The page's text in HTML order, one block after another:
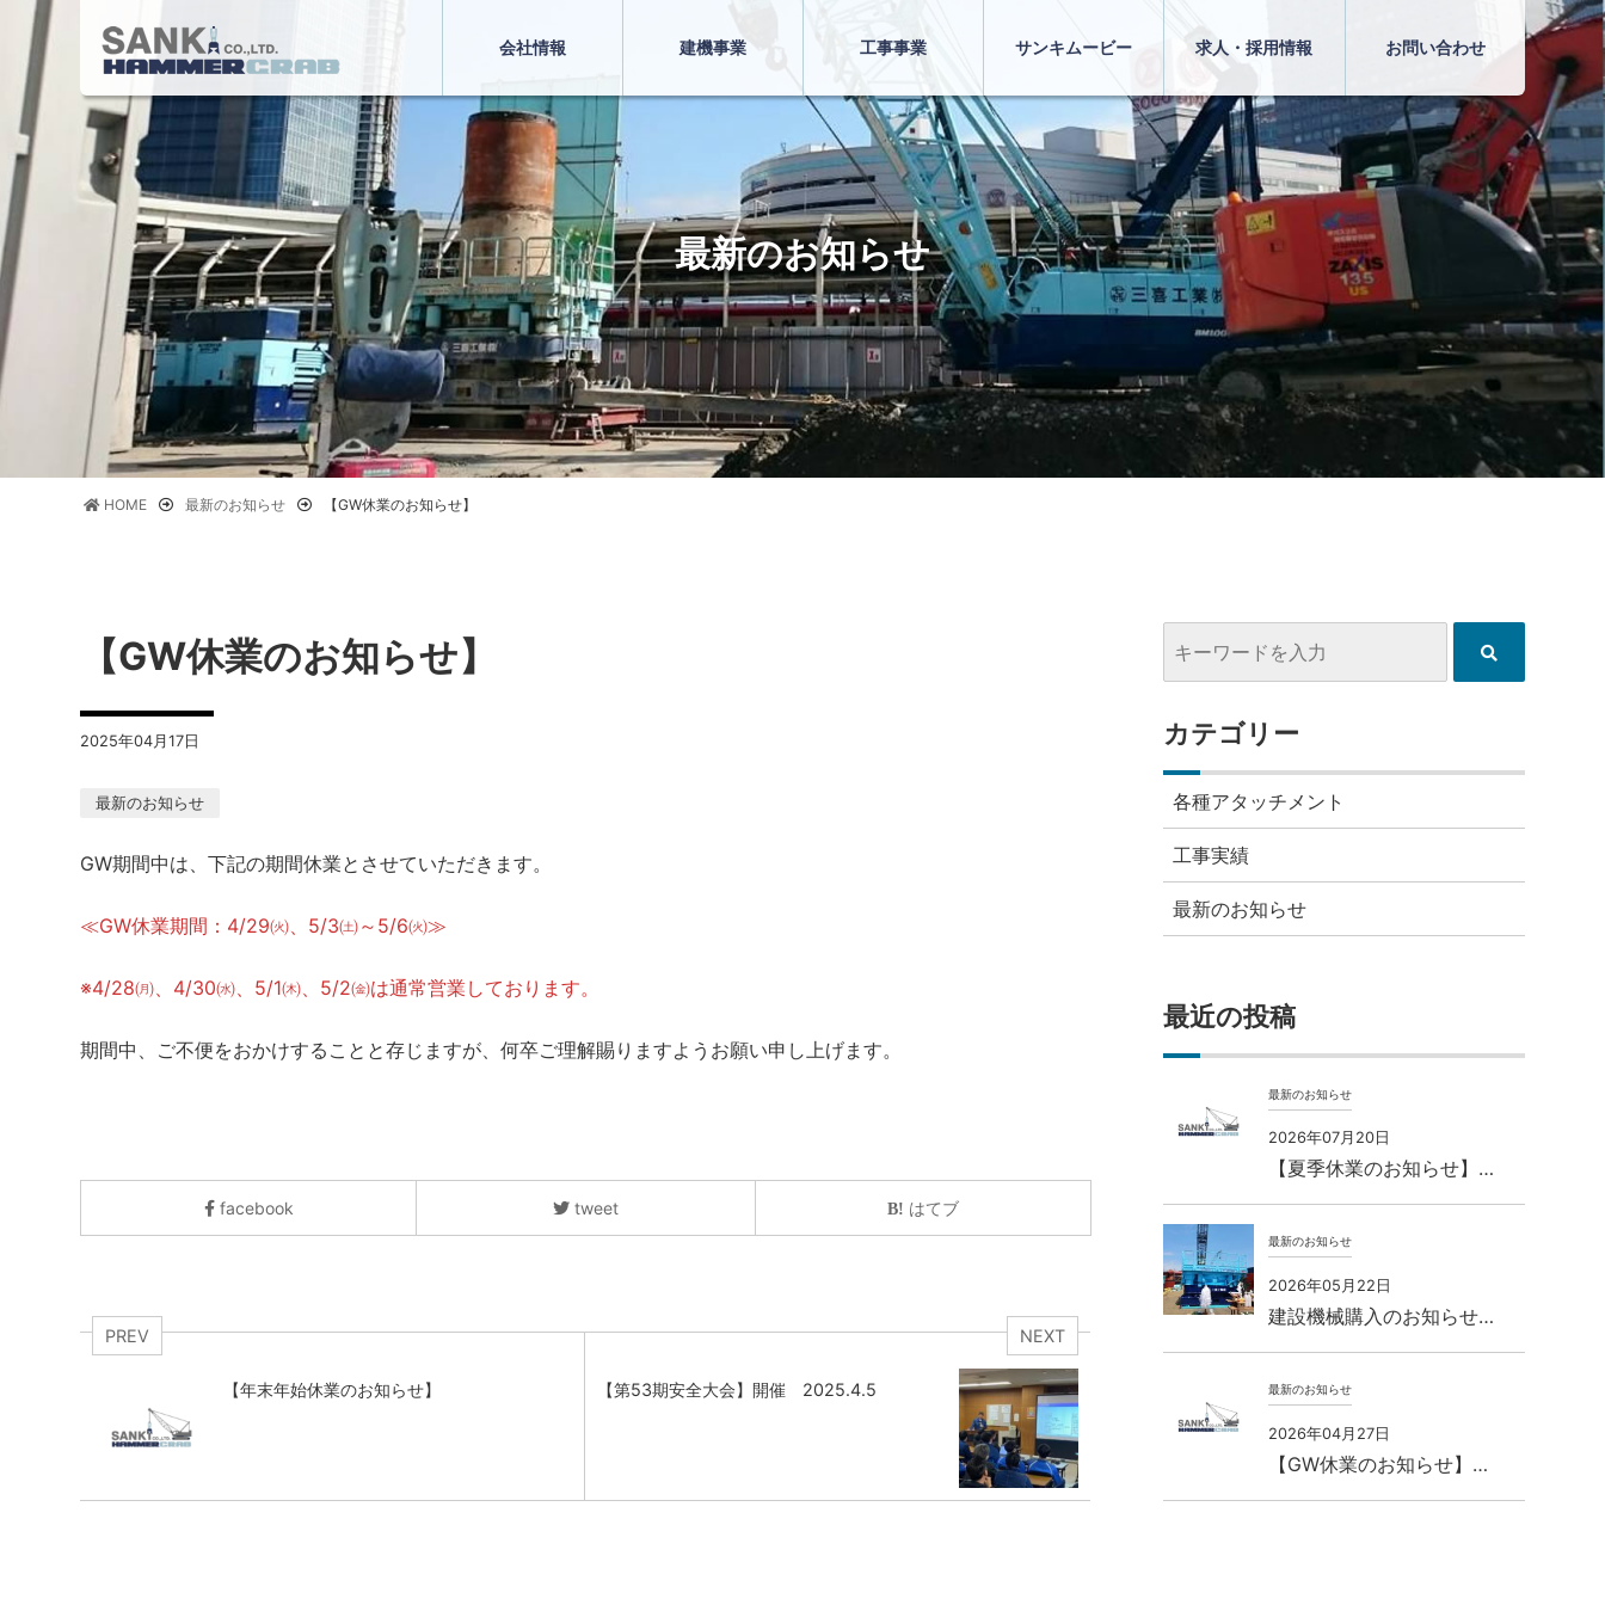
会社情報 建機事業 工事事業 サンキムービー 求人・採用情報 お問い合わせ
最新のお知らせ
HOME 最新のお知らせ 【GW休業のお知らせ】
【GW休業のお知らせ】
2025年04月17日
最新のお知らせ
GW期間中は、下記の期間休業とさせていただきます。
≪GW休業期間：4/29㈫、5/3㈯～5/6㈫≫
※4/28㈪、4/30㈬、5/1㈭、5/2㈮は通常営業しております。
期間中、ご不便をおかけすることと存じますが、何卒ご理解賜りますようお願い申し上げます。
facebook tweet はてブ
PREV
【年末年始休業のお知らせ】
NEXT
【第53期安全大会】開催 2025.4.5
カテゴリー
各種アタッチメント
工事実績
最新のお知らせ
最近の投稿
最新のお知らせ
2026年07月20日
【夏季休業のお知らせ】…
最新のお知らせ
2026年05月22日
建設機械購入のお知らせ…
最新のお知らせ
2026年04月27日
【GW休業のお知らせ】…